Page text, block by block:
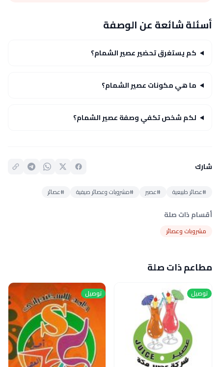
أسئلة شائعة عن الوصفة
كم يستغرق تحضير عصير الشمام؟
ما هي مكونات عصير الشمام؟
لكم شخص تكفي وصفة عصير الشمام؟
شارك
#عصائر طبيعية #عصير #مشروبات وعصائر صيفية #عصائر
أقسام ذات صلة
مشروبات وعصائر
مطاعم ذات صلة
توصيل توصيل